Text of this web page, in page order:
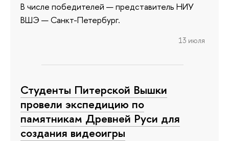
В числе победителей — представитель НИУ
ВШЭ — Санкт-Петербург.
13 июля
Студенты Питерской Вышки
провели экспедицию по
памятникам Древней Руси для
создания видеоигры